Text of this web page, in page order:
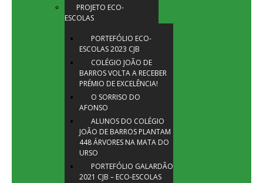
PROJETO ECO-
ESCOLAS
PORTEFÓLIO ECO-
ESCOLAS 2023 CJB
COLÉGIO JOÃO DE
BARROS VOLTA A RECEBER
PRÉMIO DE EXCELÊNCIA!
O SORRISO DO
AFONSO
ALUNOS DO COLÉGIO
JOÃO DE BARROS PLANTAM
448 ÁRVORES NA MATA DO
URSO
PORTEFÓLIO GALARDÃO
2021 CJB – ECO-ESCOLAS